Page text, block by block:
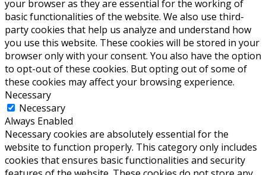
your browser as they are essential for the working of
basic functionalities of the website. We also use third-
party cookies that help us analyze and understand how
you use this website. These cookies will be stored in your
browser only with your consent. You also have the option
to opt-out of these cookies. But opting out of some of
these cookies may affect your browsing experience.
Necessary
Necessary
Always Enabled
Necessary cookies are absolutely essential for the
website to function properly. This category only includes
cookies that ensures basic functionalities and security